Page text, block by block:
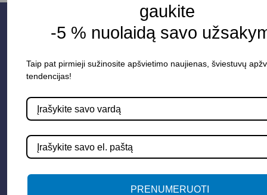
Parduotuvė
Apšvietimo sistemos
gaukite
-5 % nuolaidą savo
Taip pat pirmieji sužinosite apšvietimo naujienas, šviestuvų
tendencijas!
PRENUMERUOTI